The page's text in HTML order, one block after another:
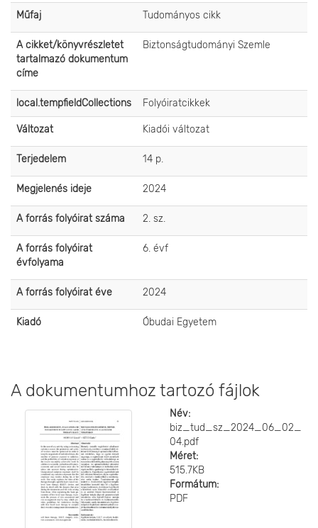
Műfaj Tudományos cikk
A cikket/könyvrészletet
tartalmazó dokumentum
címe
Biztonságtudományi Szemle
local.tempfieldCollections Folyóiratcikkek
Változat Kiadói változat
Terjedelem 14 p.
Megjelenés ideje 2024
A forrás folyóirat száma 2. sz.
A forrás folyóirat
évfolyama
6. évf
A forrás folyóirat éve 2024
Kiadó Óbudai Egyetem
A dokumentumhoz tartozó fájlok
Név:
biz_tud_sz_2024_06_02_
04.pdf
Méret:
515.7KB
Formátum:
PDF